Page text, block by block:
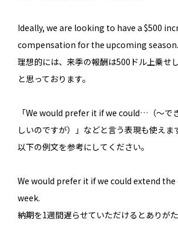
Ideally, we are looking to have a $500
compensation for the upcoming season.
理想的には、来季の報酬は500ドル上乗せ
と思っております。
「We would prefer it if we could…（〜で
しいのですが）」などと言う表現も使えま
以下の例文を参考にしてください。
We would prefer it if we could extend the
week.
納期を1週間遅らせていただけるとありがた